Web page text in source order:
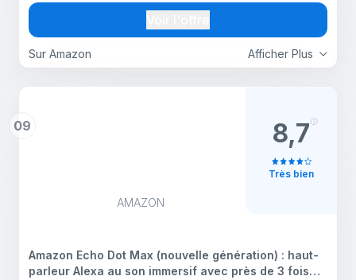
Afficher Plus
Sur Amazon
09
AMAZON
Amazon Echo Dot Max (nouvelle génération) : haut-
parleur Alexa au son immersif avec près de 3 fois
8,7
Très bien